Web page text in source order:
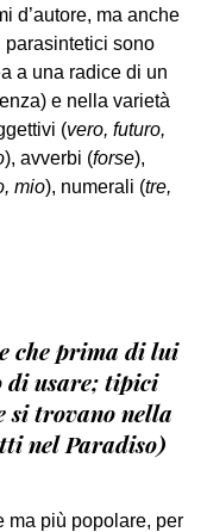
d’autore, ma anche
parasintetici sono
a una radice di un
e nella varietà
(vero, futuro,
), avverbi (forse),
mio), numerali (tre,
che prima di lui
di usare; tipici
si trovano nella
nel Paradiso)
ma più popolare, per